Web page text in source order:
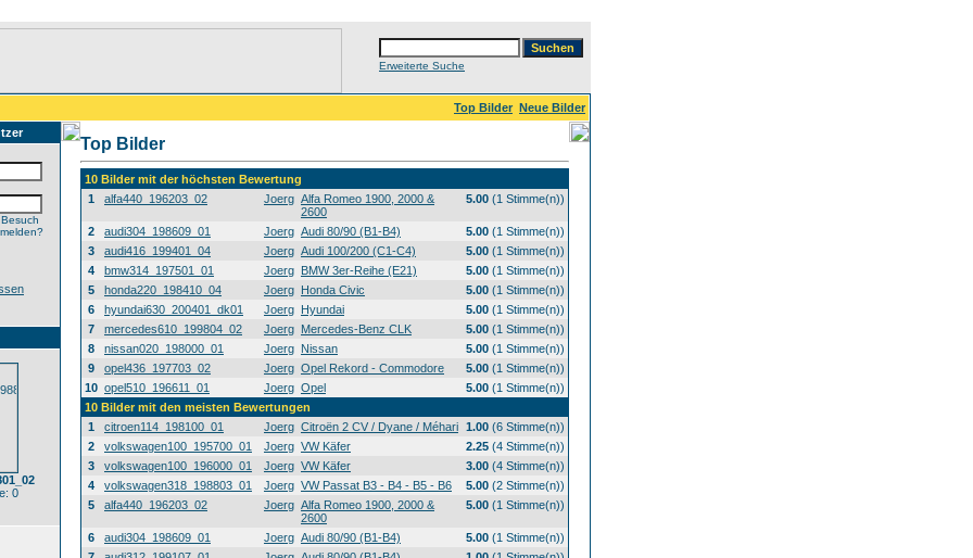
Erweiterte Suche
Top Bilder Neue Bilder
0
Top Bilder
10 Bilder mit der höchsten Bewertung
1
alfa440_196203_02 Joerg Alfa Romeo 1900, 2000 &
2600
5.00 (1 Stimme(n))
2 audi304_198609_01 Joerg Audi 80/90 (B1-B4) 5.00 (1 Stimme(n))
3
audi416_199401_04 Joerg Audi 100/200 (C1-C4) 5.00 (1 Stimme(n))
4
bmw314_197501_01 Joerg BMW 3er-Reihe (E21) 5.00 (1 Stimme(n))
5
honda220_198410_04 Joerg Honda Civic 5.00 (1 Stimme(n))
6
hyundai630_200401_dk01 Joerg Hyundai 5.00 (1 Stimme(n))
7
mercedes610_199804_02 Joerg Mercedes-Benz CLK 5.00 (1 Stimme(n))
8
nissan020_198000_01 Joerg Nissan 5.00 (1 Stimme(n))
9
opel436_197703_02 Joerg Opel Rekord - Commodore 5.00 (1 Stimme(n))
10 opel510_196611_01 Joerg Opel 5.00 (1 Stimme(n))
10 Bilder mit den meisten Bewertungen
1
citroen114_198100_01 Joerg Citroën 2 CV / Dyane / Méhari 1.00 (6 Stimme(n))
2
volkswagen100_195700_01 Joerg VW Käfer 2.25 (4 Stimme(n))
3
volkswagen100_196000_01 Joerg VW Käfer 3.00 (4 Stimme(n))
4
volkswagen318_198803_01 Joerg VW Passat B3 - B4 - B5 - B6 5.00 (2 Stimme(n))
5
alfa440_196203_02 Joerg Alfa Romeo 1900, 2000 &
2600
5.00 (1 Stimme(n))
6 audi304_198609_01 Joerg Audi 80/90 (B1-B4) 5.00 (1 Stimme(n))